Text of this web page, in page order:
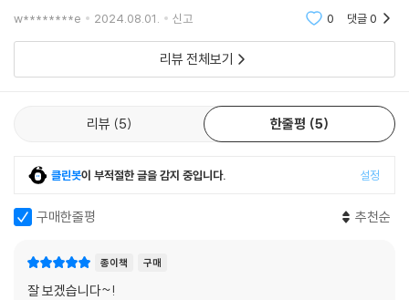
게 보기 좋은 것 같아요. 관련 서적을 더 찾아봐야겠어요.
w********e 2024.08.01. 신고 0 댓글0
리뷰 전체보기
리뷰 5 한줄평 5
클린봇이 부적절한 글을 감지 중입니다. 설정
구매한줄평 추천순
종이책 구매
잘 보겠습니다~!